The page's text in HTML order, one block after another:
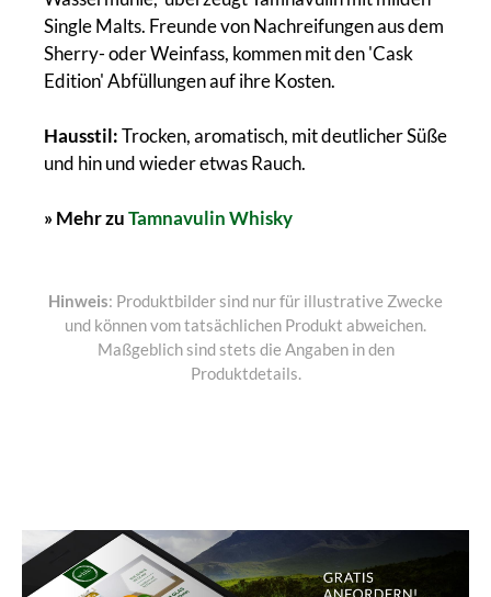
Single Malts. Freunde von Nachreifungen aus dem
Sherry- oder Weinfass, kommen mit den 'Cask
Edition' Abfüllungen auf ihre Kosten.
Hausstil:Trocken, aromatisch, mit deutlicher Süße
und hin und wieder etwas Rauch.
» Mehr zuTamnavulin Whisky
Hinweis: Produktbilder sind nur für illustrative Zwecke
und können vom tatsächlichen Produkt abweichen.
Maßgeblich sind stets die Angaben in den
Produktdetails.